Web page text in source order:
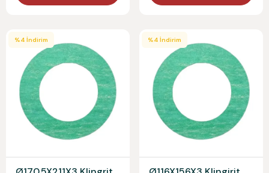
%4 İndirim %4 İndirim